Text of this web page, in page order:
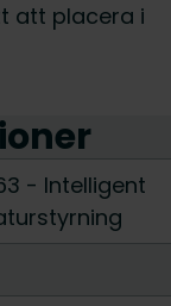
att placera i
- Intelligent